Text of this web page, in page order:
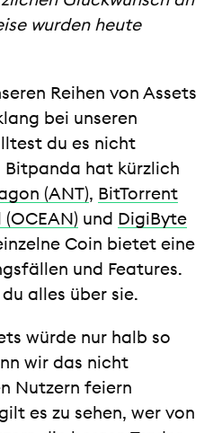
wurden heute
Reihen von Assets
bei unseren
du es nicht
Bitpanda hat kürzlich
(ANT), BitTorrent
und DigiByte
Coin bietet eine
und Features.
alles über sie.
würde nur halb so
wir das nicht
Nutzern feiern
es zu sehen, wer von